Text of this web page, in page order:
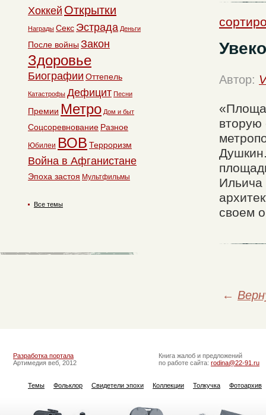
Автор:
вторую
Ильича
своем
←
Хоккей Открытки
Награды Секс Эстрада Деньги
После войны Закон
Здоровье
Биографии Оттепель
Катастрофы Дефицит Песни
Премии Метро Дом и быт
Соцсоревнование Разное
Юбилеи ВОВ Терроризм
Война в Афганистане
Эпоха застоя Мультфильмы
Все темы
Разработка портала
Артимедия веб, 2012
Книга жалоб и предложений
по работе сайта: rodina@22-91.ru
Темы Фольклор Свидетели эпохи Коллекции Толкучка Фотоархив